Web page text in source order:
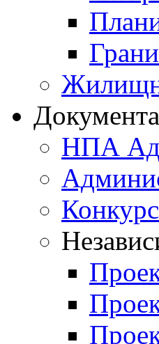
НПА